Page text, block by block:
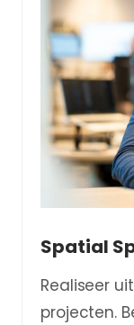
Realiseer
projecten.